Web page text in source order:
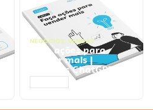
NEGÓCIOS, VENDAS
Faça ações para
vender mais |
Prompts ChatGPT